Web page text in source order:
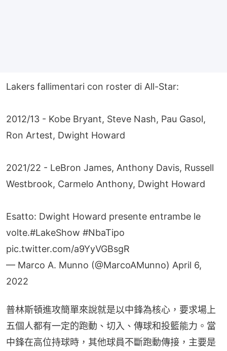
Lakers fallimentari con roster di All-Star:
2012/13 - Kobe Bryant, Steve Nash, Pau Gasol,
Ron Artest, Dwight Howard
2021/22 - LeBron James, Anthony Davis, Russell
Westbrook, Carmelo Anthony, Dwight Howard
Esatto: Dwight Howard presente entrambe le
volte.#LakeShow #NbaTipo
pic.twitter.com/a9YyVGBsgR
— Marco A. Munno (@MarcoAMunno) April 6,
2022
普林斯頓進攻簡單來說就是以中鋒為核心，要求場上
五個人都有一定的跑動、切入、傳球和投籃能力。當
中鋒在高位持球時，其他球員不斷跑動傳接，主要是